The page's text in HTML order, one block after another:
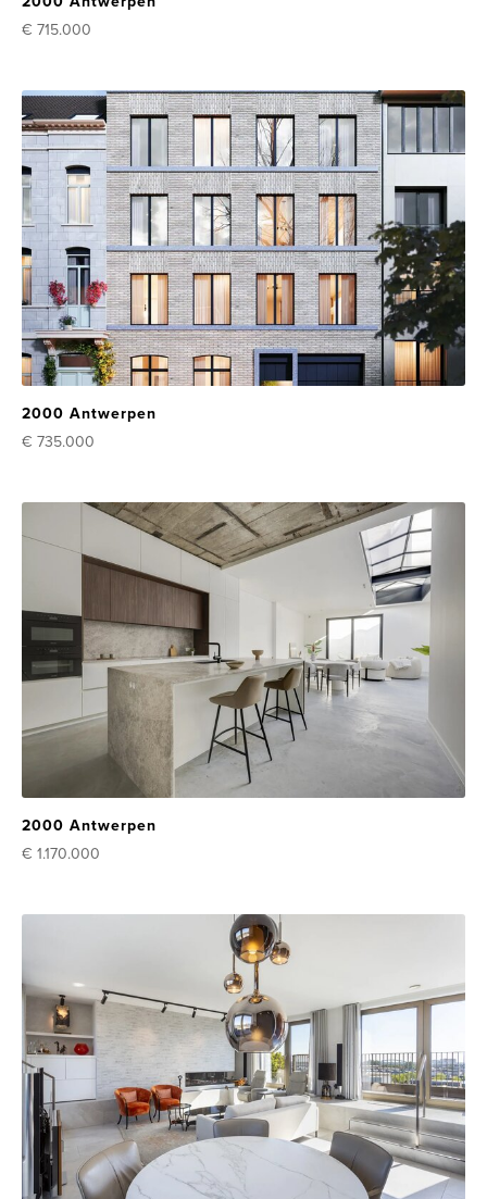
€ 715.000
2000 Antwerpen
€ 735.000
2000 Antwerpen
€ 1.170.000